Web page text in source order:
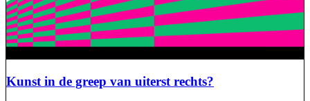
Kunst in de greep van uiterst rechts?